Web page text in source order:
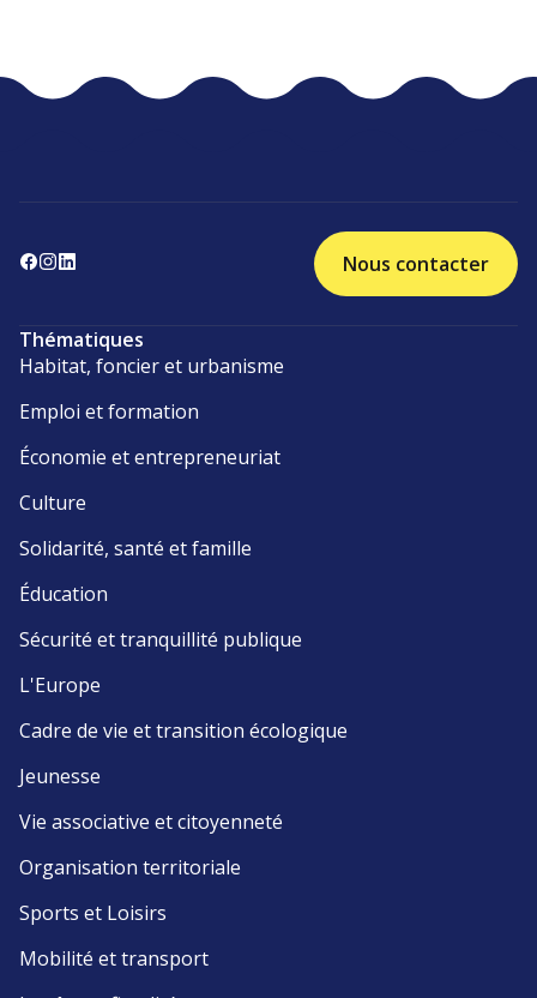
Nous contacter
Thématiques
Habitat, foncier et urbanisme
Emploi et formation
Économie et entrepreneuriat
Culture
Solidarité, santé et famille
Éducation
Sécurité et tranquillité publique
L'Europe
Cadre de vie et transition écologique
Jeunesse
Vie associative et citoyenneté
Organisation territoriale
Sports et Loisirs
Mobilité et transport